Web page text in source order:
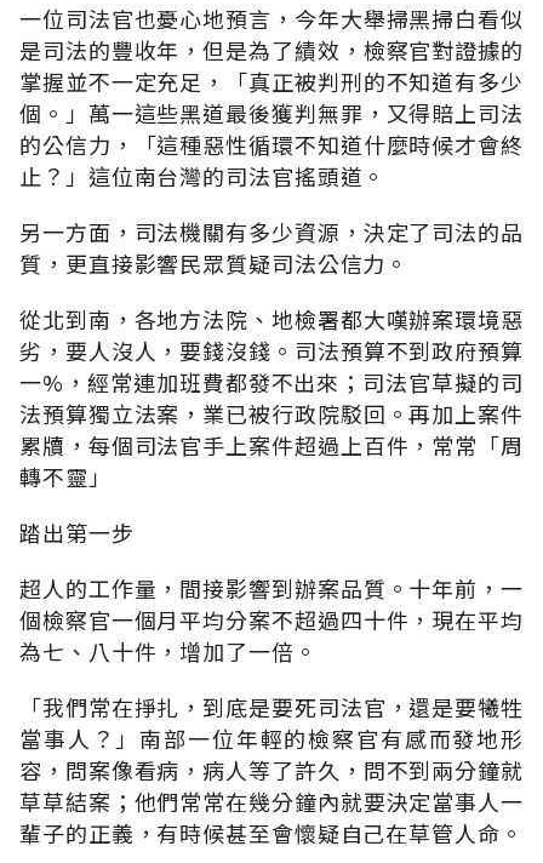
一位司法官也憂心地預言，今年大舉掃黑掃白看似
是司法的豐收年，但是為了績效，檢察官對證據的
掌握並不一定充足，「真正被判刑的不知道有多少
個。」萬一這些黑道最後獲判無罪，又得賠上司法
的公信力，「這種惡性循環不知道什麼時候才會終
止？」這位南台灣的司法官搖頭道。
另一方面，司法機關有多少資源，決定了司法的品
質，更直接影響民眾質疑司法公信力。
從北到南，各地方法院、地檢署都大嘆辦案環境惡
劣，要人沒人，要錢沒錢。司法預算不到政府預算
一%，經常連加班費都發不出來；司法官草擬的司
法預算獨立法案，業已被行政院駁回。再加上案件
累牘，每個司法官手上案件超過上百件，常常「周
轉不靈」
踏出第一步
超人的工作量，間接影響到辦案品質。十年前，一
個檢察官一個月平均分案不超過四十件，現在平均
為七、八十件，增加了一倍。
「我們常在掙扎，到底是要死司法官，還是要犧牲
當事人？」南部一位年輕的檢察官有感而發地形
容，問案像看病，病人等了許久，問不到兩分鐘就
草草結案；他們常常在幾分鐘內就要決定當事人一
輩子的正義，有時候甚至會懷疑自己在草管人命。